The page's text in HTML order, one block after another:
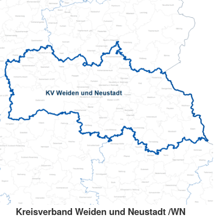
Kreisverband Weiden und Neustadt /WN